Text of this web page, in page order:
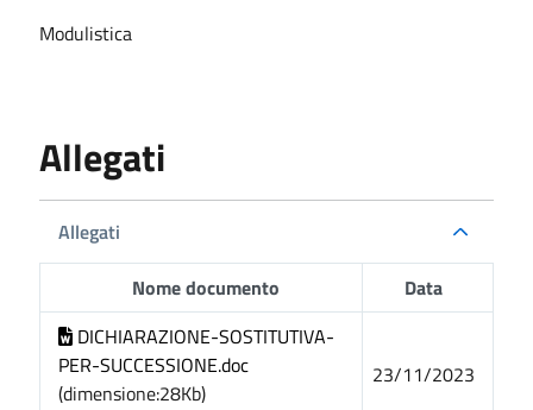
Modulistica
Allegati
Allegati
Nome documento
Data
DICHIARAZIONE-SOSTITUTIVA-
PER-SUCCESSIONE.doc
(dimensione:28Kb)
23/11/2023